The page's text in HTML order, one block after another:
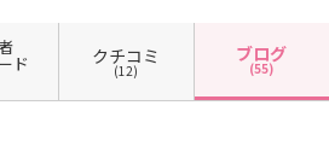
ド クチコミ
(12)
ブログ
(55)